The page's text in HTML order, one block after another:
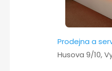
Prodejna a
Husova 9/10,